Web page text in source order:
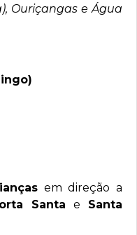
Ouriçangas e Água
em direção a
Santa e Santa